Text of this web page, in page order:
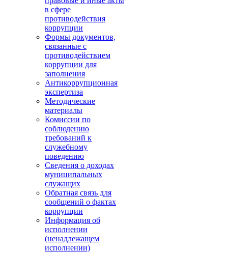
в сфере
противодействия
коррупции
Формы документов,
связанные с
противодействием
коррупции для
заполнения
Антикоррупционная
экспертиза
Методические
материалы
Комиссии по
соблюдению
требований к
служебному
поведению
Сведения о доходах
муниципальных
служащих
Обратная связь для
сообщений о фактах
коррупции
Информация об
исполнении
(ненадлежащем
исполнении)